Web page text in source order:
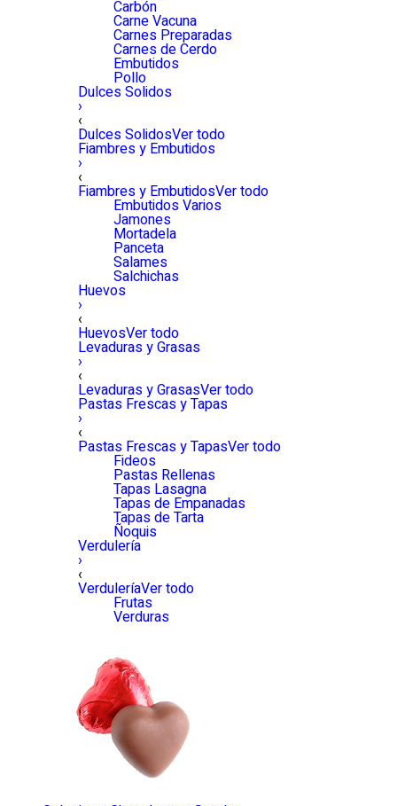
Carbón
Carne Vacuna
Carnes Preparadas
Carnes de Cerdo
Embutidos
Pollo
Dulces Solidos
›
‹
Dulces SolidosVer todo
Fiambres y Embutidos
›
‹
Fiambres y EmbutidosVer todo
Embutidos Varios
Jamones
Mortadela
Panceta
Salames
Salchichas
Huevos
›
‹
HuevosVer todo
Levaduras y Grasas
›
‹
Levaduras y GrasasVer todo
Pastas Frescas y Tapas
›
‹
Pastas Frescas y TapasVer todo
Fideos
Pastas Rellenas
Tapas Lasagna
Tapas de Empanadas
Tapas de Tarta
Ñoquis
Verdulería
›
‹
VerduleríaVer todo
Frutas
Verduras